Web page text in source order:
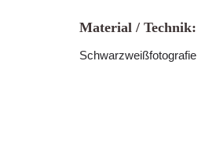
Material / Technik:
Schwarzweißfotografie